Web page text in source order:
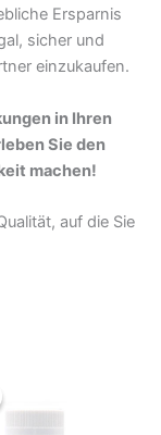
Ersparnis
sicher und
einzukaufen.
in Ihren
Sie den
machen!
auf die Sie